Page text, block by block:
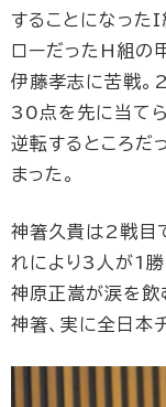
することになっ
ローだったH組の
伊藤孝志に苦戦。
30点を先に当て
逆転するところだ
まった。
神箸久貴は2戦目
れにより3人が1
神原正嵩が涙を飲
神箸、実に全日本